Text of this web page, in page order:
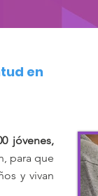
en
jóvenes,
para que
y vivan